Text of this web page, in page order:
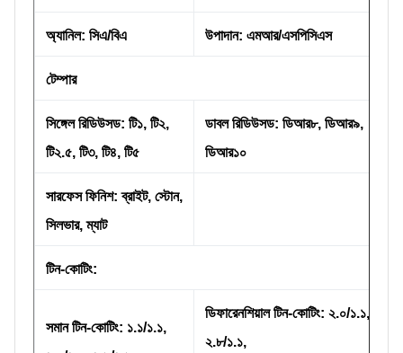
অ্যানিল: সিএ/বিএ উপাদান: এমআর/এসপিসিএস
টেম্পার
সিঙ্গেল রিডিউসড: টি১, টি২,
টি২.৫, টি৩, টি৪, টি৫
ডাবল রিডিউসড: ডিআর৮, ডিআর৯,
ডিআর১০
সারফেস ফিনিশ: ব্রাইট, স্টোন,
সিলভার, ম্যাট
টিন-কোটিং:
সমান টিন-কোটিং: ১.১/১.১,
ডিফারেনশিয়াল টিন-কোটিং: ২.০/১.১,
২.৮/১.১,